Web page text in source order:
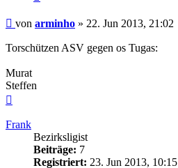
Beitrag
von arminho » 22. Jun 2013, 21:02
Torschützen ASV gegen os Tugas:
Murat
Steffen
Frank
Bezirksligist
Beiträge: 7
Registriert: 23. Jun 2013, 10:15